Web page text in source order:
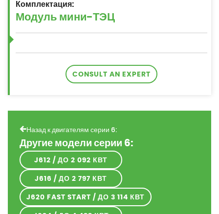
Комплектация:
CONSULT AN EXPERT
Назад к двигателям серии 6:
Другие модели серии 6:
J612 / ДО 2 092 КВТ
J616 / ДО 2 797 КВТ
J620 FAST START / ДО 3 114 КВТ